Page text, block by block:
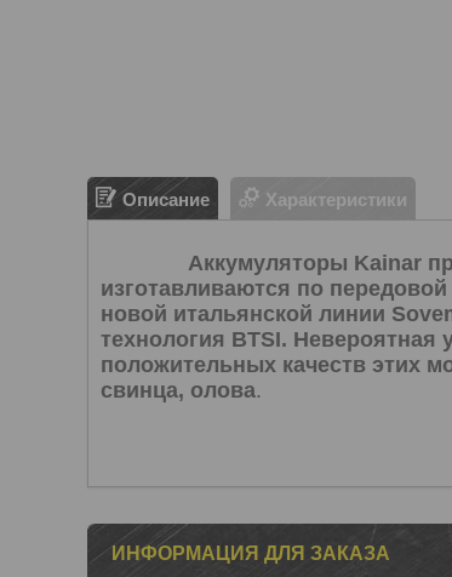
Описание Характеристики
Аккумуляторы Kainar
изготавливаются по
новой итальянской линии
технология BTSI. Невероятная
положительных качеств этих
свинца, олова.
ИНФОРМАЦИЯ ДЛЯ ЗАКАЗА